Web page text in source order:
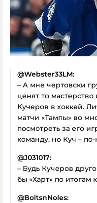
@Webster33LM:
– А мне чертовски
ценят то мастерство
Кучеров в хоккей.
матчи «Тампы» во
посмотреть за его
команду, но Куч –
@J031017:
– Будь Кучеров
бы «Харт» по итогам
@BoltsnNoles: